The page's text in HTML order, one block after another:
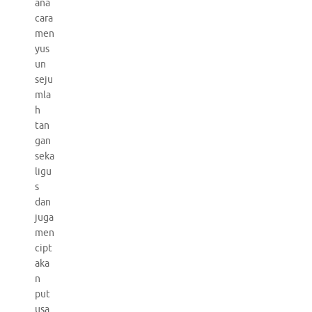
ana
cara
men
yus
un
seju
mla
h
tan
gan
seka
ligu
s
dan
juga
men
cipt
aka
n
put
usa